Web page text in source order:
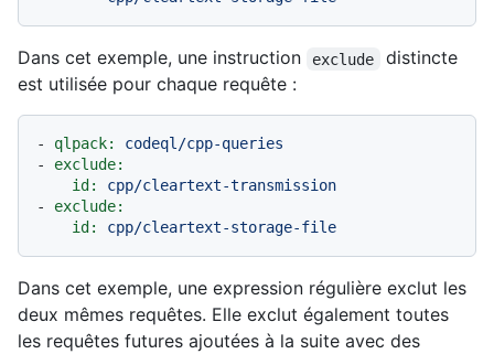
Dans cet exemple, une instruction exclude
distincte
est utilisée pour chaque requête :
- qlpack:
codeql/cpp-queries
-
exclude:
id:
cpp/cleartext-transmission
-
exclude:
id:
cpp/cleartext-storage-file
Dans cet exemple, une expression régulière exclut les
deux mêmes requêtes. Elle exclut également toutes
les requêtes futures ajoutées à la suite avec des